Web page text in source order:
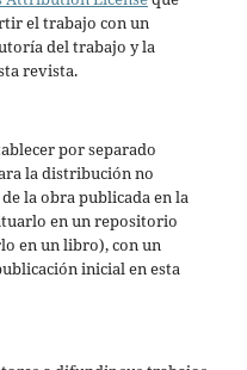
el trabajo con un
del trabajo y la
revista.
por separado
la distribución no
la obra publicada en la
en un repositorio
en un libro), con un
inicial en esta